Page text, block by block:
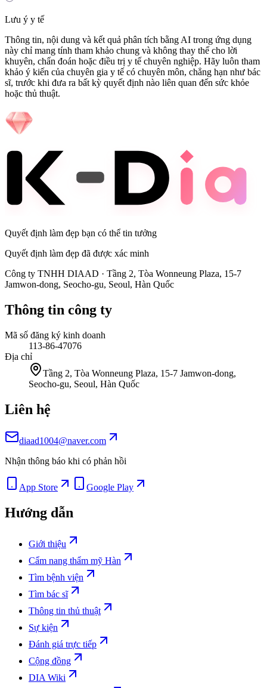
Lưu ý y tế
Thông tin, nội dung và kết quả phân tích bằng AI trong ứng dụng
này chỉ mang tính tham khảo chung và không thay thế cho lời
khuyên, chẩn đoán hoặc điều trị y tế chuyên nghiệp. Hãy luôn tham
khảo ý kiến của chuyên gia y tế có chuyên môn, chẳng hạn như bác
sĩ, trước khi đưa ra bất kỳ quyết định nào liên quan đến sức khỏe
hoặc thủ thuật.
Quyết định làm đẹp bạn có thể tin tưởng
Quyết định làm đẹp đã được xác minh
Công ty TNHH DIAAD · Tầng 2, Tòa Wonneung Plaza, 15-7
Jamwon-dong, Seocho-gu, Seoul, Hàn Quốc
Thông tin công ty
Mã số đăng ký kinh doanh
113-86-47076
Địa chỉ
Tầng 2, Tòa Wonneung Plaza, 15-7 Jamwon-dong,
Seocho-gu, Seoul, Hàn Quốc
Liên hệ
diaad1004@naver.com
Nhận thông báo khi có phản hồi
App Store Google Play
Hướng dẫn
Giới thiệu
Cẩm nang thẩm mỹ Hàn
Tìm bệnh viện
Tìm bác sĩ
Thông tin thủ thuật
Sự kiện
Đánh giá trực tiếp
Cộng đồng
DIA Wiki